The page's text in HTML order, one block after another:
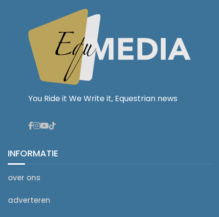
You Ride it We Write it, Equestrian news
INFORMATIE
over ons
adverteren